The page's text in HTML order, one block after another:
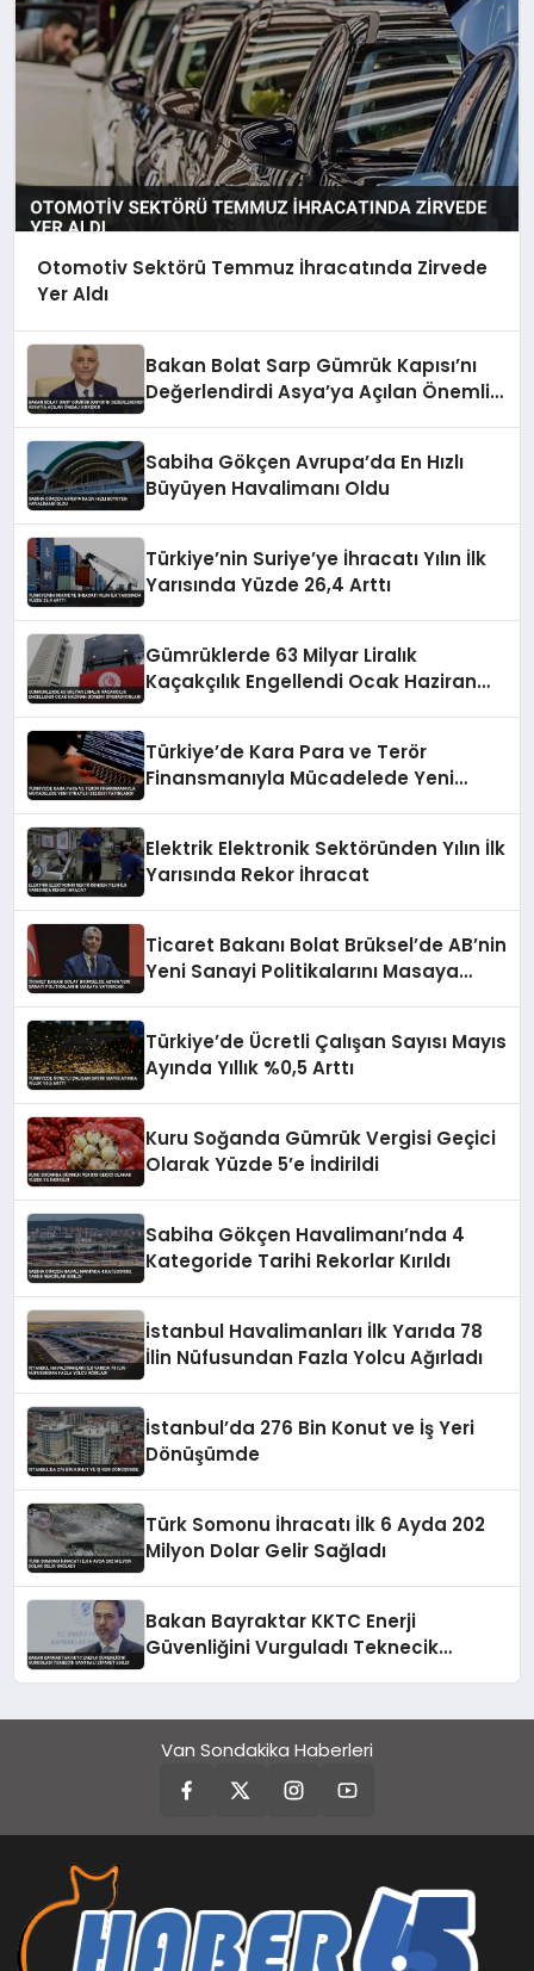
Otomotiv Sektörü Temmuz İhracatında Zirvede
Yer Aldı
Bakan Bolat Sarp Gümrük Kapısı’nı
Değerlendirdi Asya’ya Açılan Önemli
Sabiha Gökçen Avrupa’da En Hızlı
Büyüyen Havalimanı Oldu
Türkiye’nin Suriye’ye İhracatı Yılın İlk
Yarısında Yüzde 26,4 Arttı
Gümrüklerde 63 Milyar Liralık
Kaçakçılık Engellendi Ocak Haziran
Türkiye’de Kara Para ve Terör
Finansmanıyla Mücadelede Yeni
Elektrik Elektronik Sektöründen Yılın İlk
Yarısında Rekor İhracat
Ticaret Bakanı Bolat Brüksel’de AB’nin
Yeni Sanayi Politikalarını Masaya
Türkiye’de Ücretli Çalışan Sayısı Mayıs
Ayında Yıllık %0,5 Arttı
Kuru Soğanda Gümrük Vergisi Geçici
Olarak Yüzde 5’e İndirildi
Sabiha Gökçen Havalimanı’nda 4
Kategoride Tarihi Rekorlar Kırıldı
İstanbul Havalimanları İlk Yarıda 78
İlin Nüfusundan Fazla Yolcu Ağırladı
İstanbul’da 276 Bin Konut ve İş Yeri
Dönüşümde
Türk Somonu İhracatı İlk 6 Ayda 202
Milyon Dolar Gelir Sağladı
Bakan Bayraktar KKTC Enerji
Güvenliğini Vurguladı Teknecik
Van Sondakika Haberleri